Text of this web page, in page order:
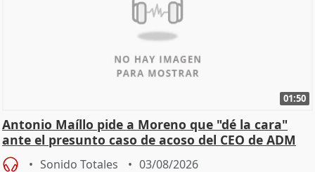
01:50
Antonio Maíllo pide a Moreno que "dé la cara"
ante el presunto caso de acoso del CEO de ADM
Sonido Totales 03/08/2026